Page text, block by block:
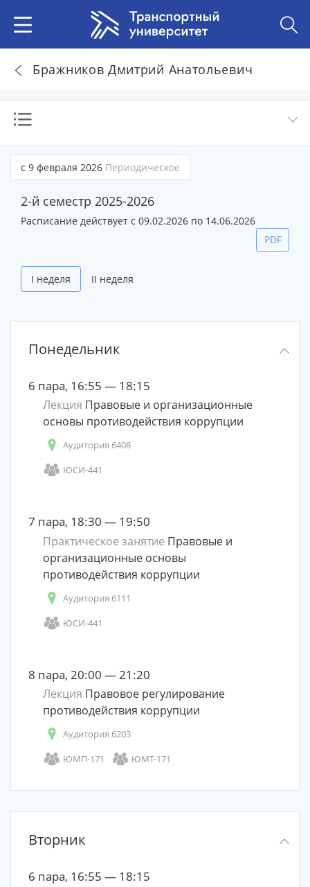
Бражников Дмитрий Анатольевич
с 9 февраля 2026 Периодическое
2-й семестр 2025-2026
Расписание действует с 09.02.2026 по 14.06.2026
I неделя II неделя
PDF
Понедельник
6 пара, 16:55 — 18:15
Лекция Правовые и организационные
основы противодействия коррупции
Аудитория 6408
ЮСИ-441
7 пара, 18:30 — 19:50
Практическое занятие Правовые и
организационные основы
противодействия коррупции
Аудитория 6111
ЮСИ-441
8 пара, 20:00 — 21:20
Лекция Правовое регулирование
противодействия коррупции
Аудитория 6203
ЮМП-171
ЮМТ-171
Вторник
6 пара, 16:55 — 18:15